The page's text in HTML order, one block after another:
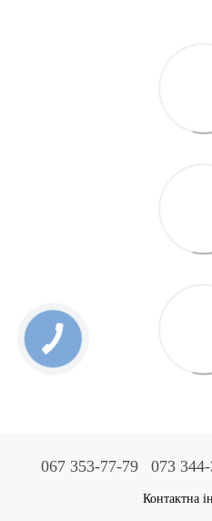
067 353-77-79 073
Контактна